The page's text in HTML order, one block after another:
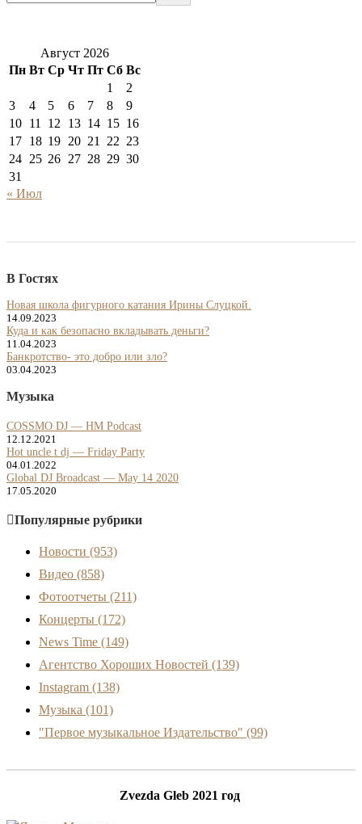
Август 2026
Пн Вт Ср Чт Пт Сб Вс
1
2
3
4 5 6 7 8
9
10 11 12 13 14 15 16
17 18 19 20 21 22 23
24 25 26 27 28 29 30
31
« Июл
В Гостях
Новая школа фигурного катания Ирины Слуцкой.
14.09.2023
Куда и как безопасно вкладывать деньги?
11.04.2023
Банкротство- это добро или зло?
03.04.2023
Музыка
COSSMO DJ — HM Podcast
12.12.2021
Hot uncle t dj — Friday Party
04.01.2022
Global DJ Broadcast — May 14 2020
17.05.2020
Популярные рубрики
Новости (953)
Видео (858)
Фотоотчеты (211)
Концерты (172)
News Time (149)
Агентство Хороших Новостей (139)
Instagram (138)
Музыка (101)
"Первое музыкальное Издательство" (99)
Zvezda Gleb 2021 год